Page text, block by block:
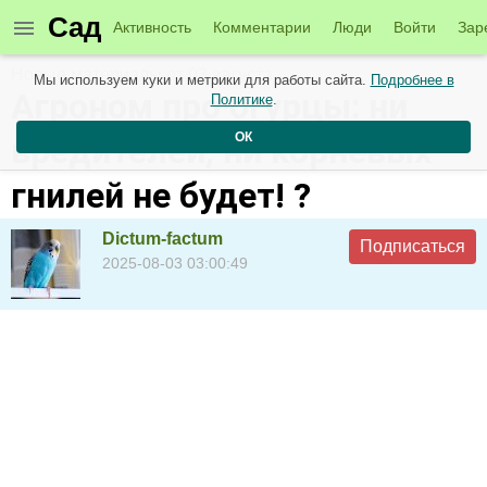
Сад Активность Комментарии Люди Войти
Новые материалы от 03 августа
Агроном про огурцы: ни
вредителей, ни корневых
гнилей не будет! ?
Dictum-factum
2025-08-03 03:00:49
Подписаться
Мы используем куки и метрики для работы сайта. Подробнее в
Политике.
ОК